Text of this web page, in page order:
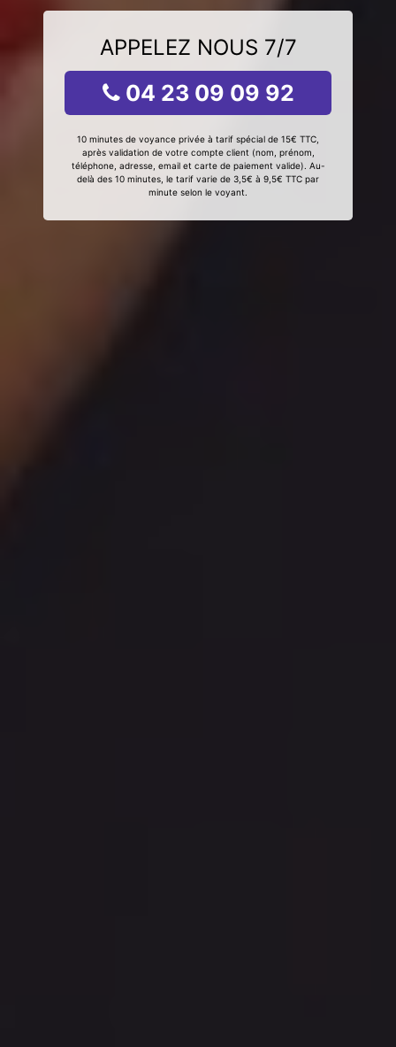
APPELEZ NOUS 7/7
04 23 09 09 92
10 minutes de voyance privée à tarif spécial de 15€ TTC,
après validation de votre compte client (nom, prénom,
téléphone, adresse, email et carte de paiement valide). Au-
delà des 10 minutes, le tarif varie de 3,5€ à 9,5€ TTC par
minute selon le voyant.